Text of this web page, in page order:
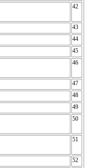
42
43
44
45
46
47
48
49
50
51
52